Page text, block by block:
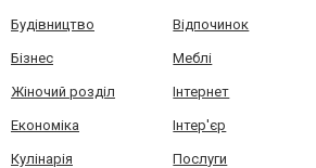
Будівництво Відпочинок
Бізнес Меблі
Жіночий розділ Інтернет
Економіка Інтер'єр
Кулінарія Послуги